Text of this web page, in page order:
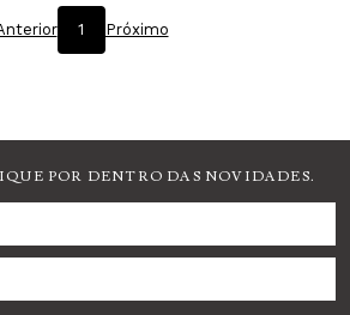
1 Próximo
POR DENTRO DAS NOVIDADES.